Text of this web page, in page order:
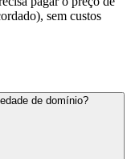
sem custos
de domínio?